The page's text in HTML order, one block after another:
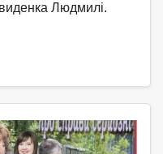
Людмилі.